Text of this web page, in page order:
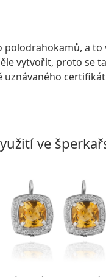
a
vytvořit, proto se
ve